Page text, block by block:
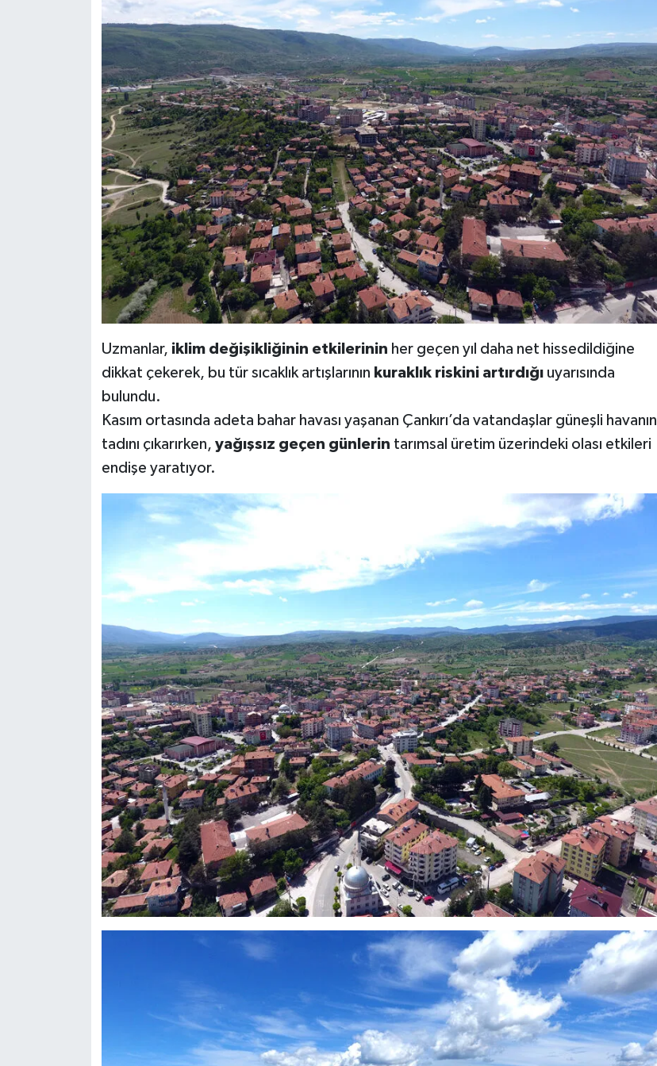
Uzmanlar, iklim değişikliğinin etkilerinin her geçen yıl daha net hissedildiğine
dikkat çekerek, bu tür sıcaklık artışlarının kuraklık riskini artırdığıuyarısında
bulundu.
Kasım ortasında adeta bahar havası yaşanan Çankırı’da vatandaşlar güneşli havanın
tadını çıkarırken, yağışsız geçen günlerin tarımsal üretim üzerindeki olası etkileri
endişe yaratıyor.